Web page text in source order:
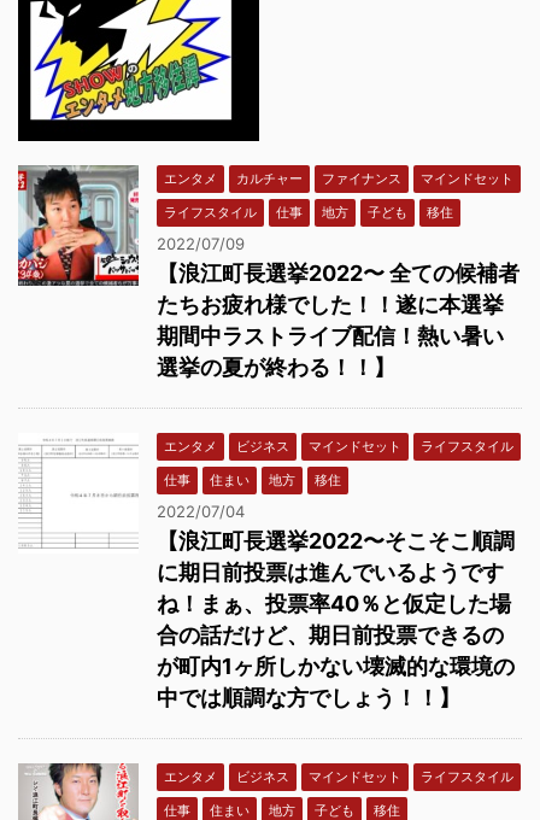
エンタメ カルチャー ファイナンス
マインドセット
ライフスタイル
仕事 地方 子ども 移住
2022/07/09
【浪江町長選挙2022〜 全ての候補者
たちお疲れ様でした！！遂に本選挙
期間中ラストライブ配信！熱い暑い
選挙の夏が終わる！！】
エンタメ ビジネス マインドセット
ライフスタイル
仕事
住まい 地方 移住
2022/07/04
【浪江町長選挙2022〜そこそこ順調
に期日前投票は進んでいるようです
ね！まぁ、投票率40％と仮定した場
合の話だけど、期日前投票できるの
が町内1ヶ所しかない壊滅的な環境の
中では順調な方でしょう！！】
エンタメ ビジネス マインドセット
ライフスタイル
仕事
住まい 地方 子ども 移住